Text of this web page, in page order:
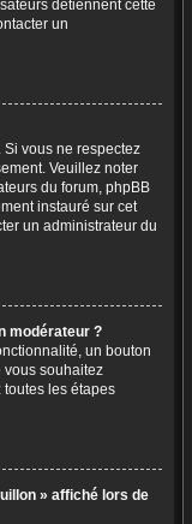
détiennent cette
un
vous ne respectez
Veuillez noter
du forum, phpBB
instauré sur cet
un administrateur du
modérateur ?
un bouton
vous souhaitez
toutes les étapes
» affiché lors de